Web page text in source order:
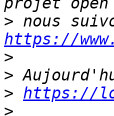
>
https://
>
>
> https://
>